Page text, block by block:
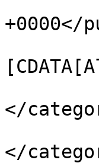
+0000</
</
</